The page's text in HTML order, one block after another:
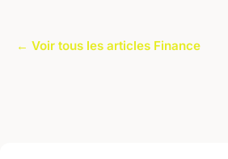
← Voir tous les articles Finance